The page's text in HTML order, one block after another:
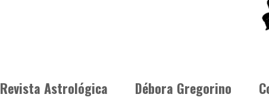
Revista Astrológica Débora Gregorino